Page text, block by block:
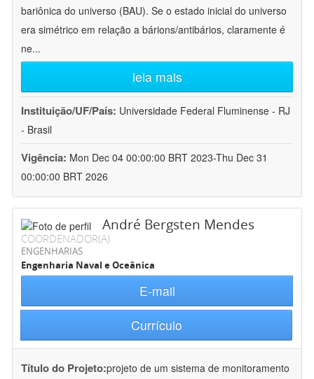
bariônica do universo (BAU). Se o estado inicial do universo
era simétrico em relação a bárions/antibários, claramente é
ne...
leia mais
Instituição/UF/País: Universidade Federal Fluminense - RJ
- Brasil
Vigência: Mon Dec 04 00:00:00 BRT 2023-Thu Dec 31
00:00:00 BRT 2026
André Bergsten Mendes
COORDENADOR(A)
ENGENHARIAS
Engenharia Naval e Oceânica
E-mail
Currículo
Título do Projeto:projeto de um sistema de monitoramento